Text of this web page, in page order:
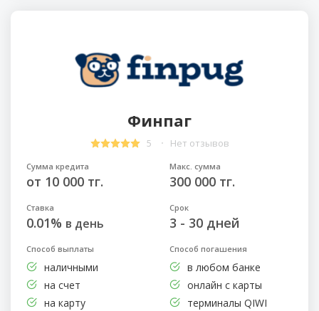
Финпаг
5 Нет отзывов
Сумма кредита
от 10 000 тг.
Макс. сумма
300 000 тг.
Ставка
0.01% в день
Срок
3 - 30 дней
Способ выплаты
наличными
на счет
на карту
Способ погашения
в любом банке
онлайн с карты
терминалы QIWI